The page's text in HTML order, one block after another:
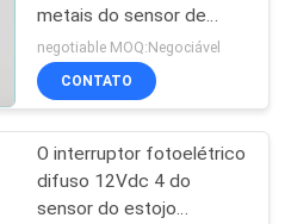
metais do sensor de
proximidade do sentido
vertical de 2mm
negotiable MOQ:Negociável
CONTATO
O interruptor fotoelétrico
difuso 12Vdc 4 do
sensor do estojo